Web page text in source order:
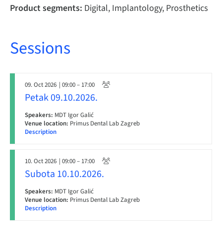
Product segments: Digital, Implantology, Prosthetics
Sessions
09. Oct 2026 | 09:00 – 17:00
Petak 09.10.2026.
Speakers: MDT Igor Galić
Venue location: Primus Dental Lab Zagreb
Description
10. Oct 2026 | 09:00 – 17:00
Subota 10.10.2026.
Speakers: MDT Igor Galić
Venue location: Primus Dental Lab Zagreb
Description